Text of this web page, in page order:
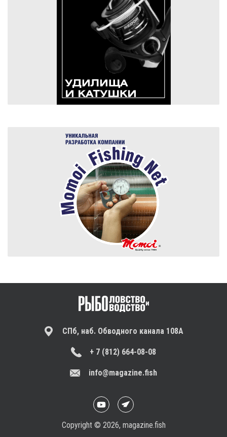
СПб, наб. Обводного канала 108А
+ 7 (812) 664-08-08
info@magazine.fish
Copyright © 2026, magazine.fish